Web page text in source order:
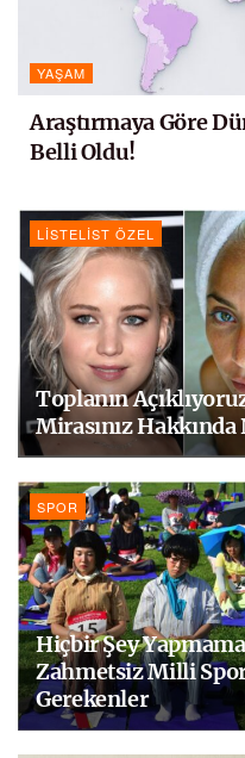
YAŞAM
Araştırmaya Göre
Belli Oldu!
LISTELIST ÖZEL
Toplanın
Mirasınız
SPOR
Hiçbir Şey
Zahmetsiz Milli
Gerekenler